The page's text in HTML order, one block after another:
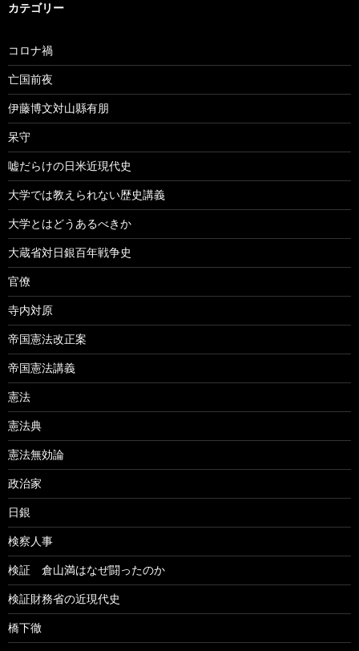
カテゴリー
コロナ禍
亡国前夜
伊藤博文対山縣有朋
呆守
嘘だらけの日米近現代史
大学では教えられない歴史講義
大学とはどうあるべきか
大蔵省対日銀百年戦争史
官僚
寺内対原
帝国憲法改正案
帝国憲法講義
憲法
憲法典
憲法無効論
政治家
日銀
検察人事
検証 倉山満はなぜ闘ったのか
検証財務省の近現代史
橋下徹